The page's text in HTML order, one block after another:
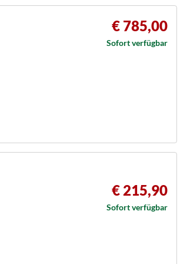
€ 785,00
Sofort verfügbar
€ 215,90
Sofort verfügbar